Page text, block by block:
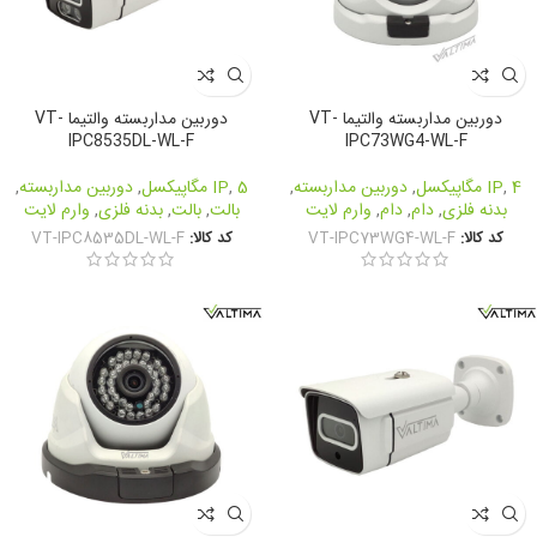
دوربین مداربسته والتیما VT-
IPC73WG4-WL-F
IP, 4 مگاپیکسل ,دوربین مداربسته,
بدنه فلزی,دام,دام, وارم لایت
کد کالا: VT-IPC73WG4-WL-F
دوربین مداربسته والتیما VT-
IPC8535DL-WL-F
IP, 5 مگاپیکسل ,دوربین مداربسته,
بالت,بالت,بدنه فلزی, وارم لایت
کد کالا:VT-IPC8535DL-WL-F